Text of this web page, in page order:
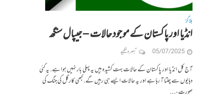
بلاگز
انڈیا اور پاکستان کے موجود حالات – جیپال سنگھ
05/07/2025 تبصرہ لکھیے
آج کل انڈیا اور پاکستان کے حالات بہت کشیدہ ہیں یہ پہلی بار نہیں ہوا ہے. یہ کئی
دہایوں سے چلتا آ رہا ہے اور یہ حالات ایسے ہی رہیں گے. کبھی کارگل کی جنگ کی
صورت،...